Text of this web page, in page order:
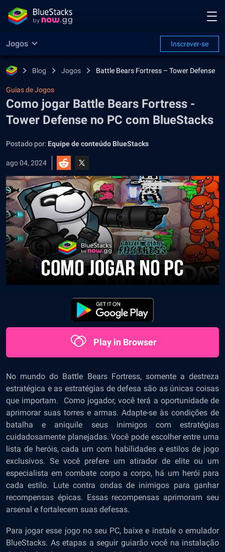
Jogos Inscrever-se
Blog Jogos Battle Bears Fortress – Tower Defense
Guias de Jogos
Como jogar Battle Bears Fortress -
Tower Defense no PC com BlueStacks
Postado por: Equipe de conteúdo BlueStacks
ago 04, 2024
Play in Browser
No mundo do Battle Bears Fortress, somente a destreza
estratégica e as estratégias de defesa são as únicas coisas
que importam. Como jogador, você terá a oportunidade de
aprimorar suas torres e armas. Adapte-se às condições de
batalha e aniquile seus inimigos com estratégias
cuidadosamente planejadas. Você pode escolher entre uma
lista de heróis, cada um com habilidades e estilos de jogo
exclusivos. Se você prefere um atirador de elite ou um
especialista em combate corpo a corpo, há um herói para
cada estilo. Lute contra ondas de inimigos para ganhar
recompensas épicas. Essas recompensas aprimoram seu
arsenal e fortalecem suas defesas.
Para jogar esse jogo no seu PC, baixe e instale o emulador
BlueStacks. As etapas a seguir guiarão você na instalação